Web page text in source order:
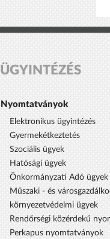
ÜGYINTÉZÉS
Nyomtatványok
Elektronikus ügyintézés
Gyermekétkeztetés
Szociális ügyek
Hatósági ügyek
Önkormányzati Adó ügyek
Műszaki - és
környezetvédelmi ügyek
Rendőrségi közérdekű
Perkapus nyomtatványok